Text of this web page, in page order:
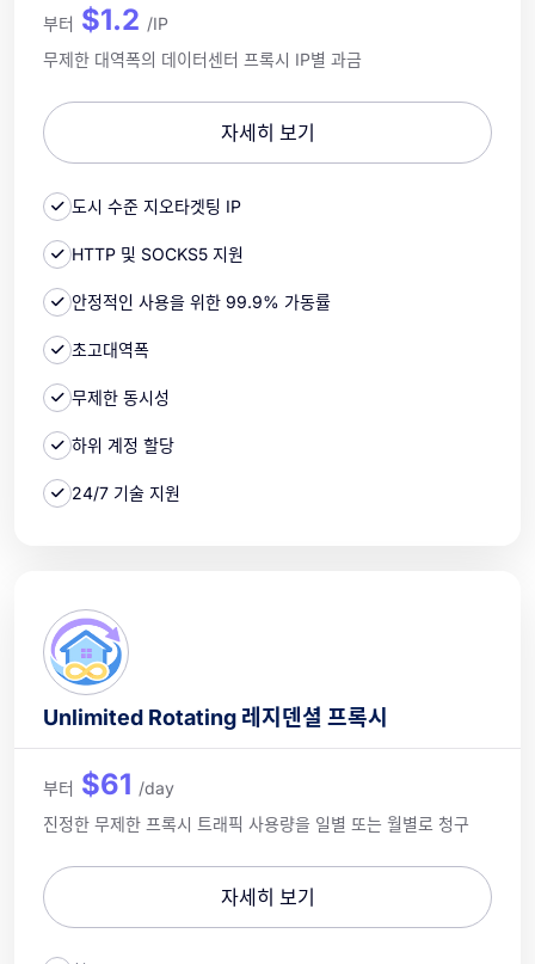
부터 $1.2 /IP
무제한 대역폭의 데이터센터 프록시 IP별 과금
자세히 보기
도시 수준 지오타겟팅 IP
HTTP 및 SOCKS5 지원
안정적인 사용을 위한 99.9% 가동률
초고대역폭
무제한 동시성
하위 계정 할당
24/7 기술 지원
Unlimited Rotating 레지덴셜 프록시
부터 $61 /day
진정한 무제한 프록시 트래픽 사용량을 일별 또는 월별로 청구
자세히 보기